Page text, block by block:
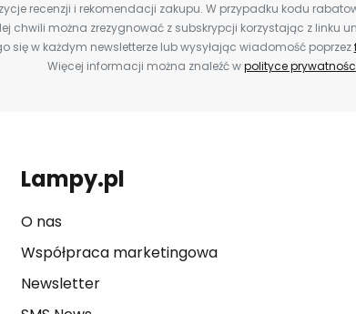
recenzji i rekomendacji zakupu. W przypadku kodu
chwili można zrezygnować z subskrypcji korzystając z linku
się w każdym newsletterze lub wysyłając wiadomość poprzez
Więcej informacji można znaleźć wpolityce
Lampy.pl
O nas
Współpraca marketingowa
Newsletter